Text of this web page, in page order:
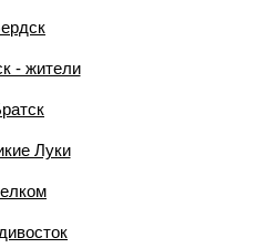
- жители
Луки